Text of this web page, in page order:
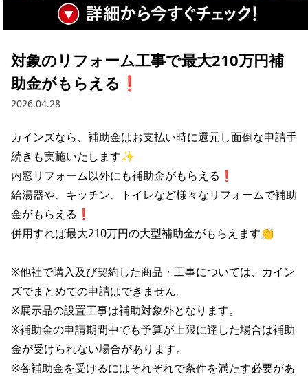
対象のリフォーム工事で最大210万円補
助金がもらえる❗
2026.04.28
カインズなら、補助金はお支払い時に還元し面倒な申請手
続きも実施いたします✨
内窓リフォーム以外にも補助金がもらえる❗
給湯器や、キッチン、トイレなど様々なリフォームで補助
金がもらえる❗
併用すれば最大210万円の大型補助金がもらえます👏
※他社で購入及び契約した商品・工事については、カイン
ズでまとめての申請はできません。
※展示品の設置工事は補助対象外となります。
※補助金の申請期間中でも予算が上限に達した場合は補助
金が受けられない場合があります。
※各補助金を受けるにはそれぞれで条件を満たす必要があ